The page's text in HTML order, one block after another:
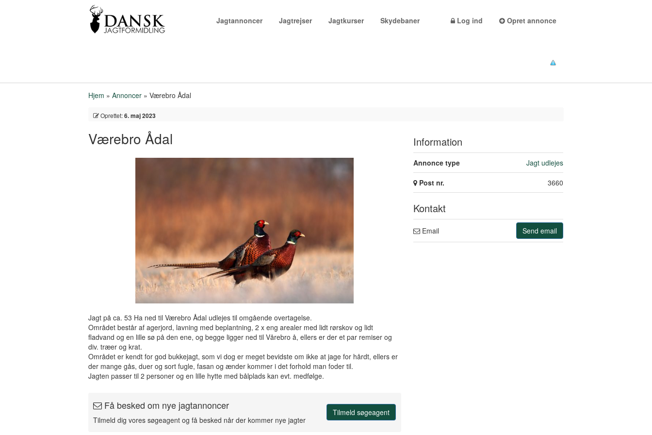
Jagtannoncer Jagtrejser Jagtkurser Skydebaner Log ind Opret annonce
Hjem » Annoncer » Værebro Ådal
Oprettet:6. maj 2023
Værebro Ådal
Jagt på ca. 53 Ha ned til Værebro Ådal udlejes til omgående overtagelse.
Området består af agerjord, lavning med beplantning, 2 x eng arealer med lidt rørskov og lidt
fladvand og en lille sø på den ene, og begge ligger ned til Vårebro å, ellers er der et par remiser og
div. træer og krat.
Området er kendt for god bukkejagt, som vi dog er meget bevidste om ikke at jage for hårdt, ellers er
der mange gås, duer og sort fugle, fasan og ænder kommer i det forhold man foder til.
Jagten passer til 2 personer og en lille hytte med bålplads kan evt. medfølge.
Få besked om nye jagtannoncer
Tilmeld dig vores søgeagent og få besked når der kommer nye jagter
Tilmeld søgeagent
Information
Annonce type Jagt udlejes
Post nr. 3660
Kontakt
Email Send email